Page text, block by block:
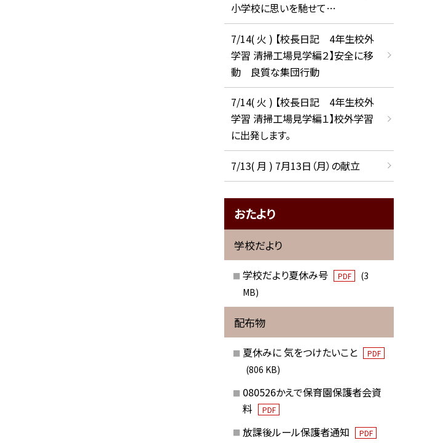
小学校に思いを馳せて…
7/14( 火 ) 【校長日記 4年生校外
学習 清掃工場見学編２】安全に移
動 良質な集団行動
7/14( 火 ) 【校長日記 4年生校外
学習 清掃工場見学編１】校外学習
に出発します。
7/13( 月 ) 7月13日（月）の献立
おたより
学校だより
学校だより夏休み号 PDF
(3
MB)
配布物
夏休みに 気をつけたいこと PDF
(806 KB)
080526かえで保育園保護者会資
料
PDF
放課後ルール保護者通知 PDF